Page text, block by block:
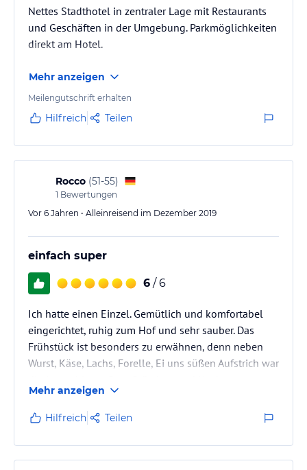
Nettes Stadthotel in zentraler Lage mit Restaurants
und Geschäften in der Umgebung. Parkmöglichkeiten
direkt am Hotel.
Mehr anzeigen
Meilengutschrift erhalten
Hilfreich Teilen
Rocco (51-55)
1 Bewertungen
Vor 6 Jahren • Alleinreisend im Dezember 2019
einfach super
6 / 6
Ich hatte einen Einzel. Gemütlich und komfortabel
eingerichtet, ruhig zum Hof und sehr sauber. Das
Frühstück ist besonders zu erwähnen, denn neben
Wurst, Käse, Lachs, Forelle, Ei uns süßen Aufstrich war
überdurchschnittlich.
Ich komme wieder.
Mehr anzeigen
Hilfreich Teilen